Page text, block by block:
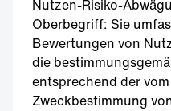
Nutzen-Risiko-
Oberbegriff: Sie
Bewertungen von
die
entsprechend der
Zweckbestimmung